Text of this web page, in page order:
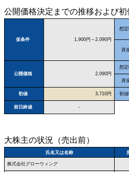
公開価格決定までの推移および
仮条件 1,900円～2,090円
想
資
公開価格 2,090円
想
資
初値 3,710円 初
前日終値 -
大株主の状況（売出前）
氏名又は名称
株式会社グローウィング